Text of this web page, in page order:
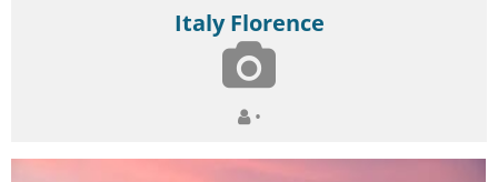
Italy Florence
•